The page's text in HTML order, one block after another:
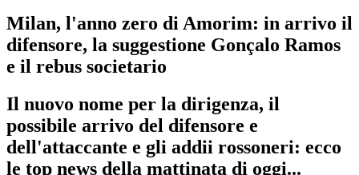
Milan, l'anno zero di Amorim: in arrivo il
difensore, la suggestione Gonçalo Ramos
e il rebus societario
Il nuovo nome per la dirigenza, il
possibile arrivo del difensore e
dell'attaccante e gli addii rossoneri: ecco
le top news della mattinata di oggi...